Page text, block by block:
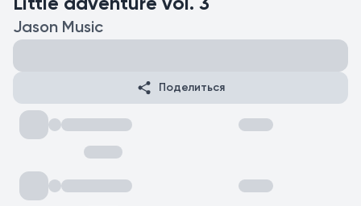
Little adventure vol. 3
Jason Music
Поделиться